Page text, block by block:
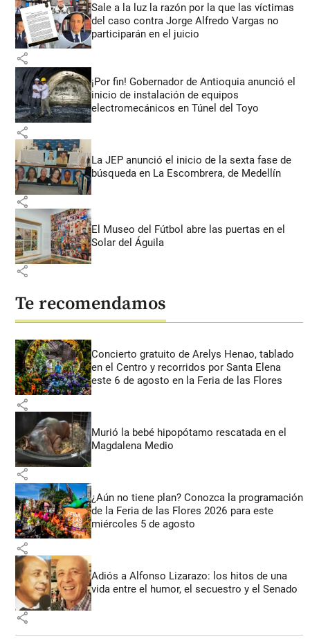
Sale a la luz la razón por la que las víctimas
del caso contra Jorge Alfredo Vargas no
participarán en el juicio
share
¡Por fin! Gobernador de Antioquia anunció el
inicio de instalación de equipos
electromecánicos en Túnel del Toyo
share
La JEP anunció el inicio de la sexta fase de
búsqueda en La Escombrera, de Medellín
share
El Museo del Fútbol abre las puertas en el
Solar del Águila
share
Te recomendamos
Concierto gratuito de Arelys Henao, tablado
en el Centro y recorridos por Santa Elena
este 6 de agosto en la Feria de las Flores
share
Murió la bebé hipopótamo rescatada en el
Magdalena Medio
share
¿Aún no tiene plan? Conozca la programación
de la Feria de las Flores 2026 para este
miércoles 5 de agosto
share
Adiós a Alfonso Lizarazo: los hitos de una
vida entre el humor, el secuestro y el Senado
share